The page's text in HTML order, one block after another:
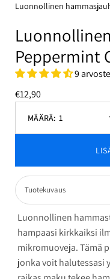
Luonnollinen
Peppermint
9
€12,90
MÄÄRÄ: 1
Vähennä
Tuotekuvaus
Luonnollinen
hampaasi kirkkaiksi
mikromuoveja. Tämä
jonka voit halutessasi